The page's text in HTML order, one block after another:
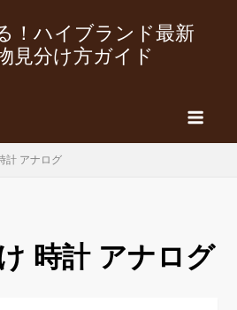
！ハイブランド最新
見分け方ガイド
計 アナログ
時計 アナログ